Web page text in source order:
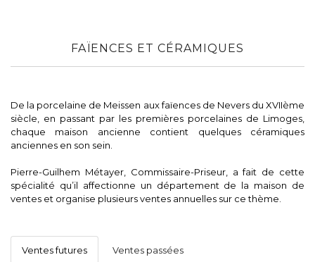
FAÏENCES ET CÉRAMIQUES
De la porcelaine de Meissen aux faïences de Nevers du XVIIème
siècle, en passant par les premières porcelaines de Limoges,
chaque maison ancienne contient quelques céramiques
anciennes en son sein.
Pierre-Guilhem Métayer, Commissaire-Priseur, a fait de cette
spécialité qu’il affectionne un département de la maison de
ventes et organise plusieurs ventes annuelles sur ce thème.
Ventes futures Ventes passées